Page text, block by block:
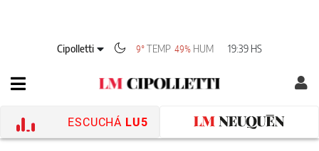
Cipolletti 9°TEMP 49% HUM 19:39 HS
ESCUCHÁ LU5